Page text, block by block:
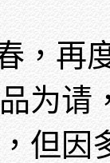
，再
为请
但因